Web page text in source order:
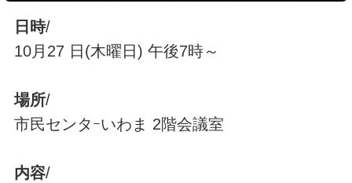
日時/
10月27 日(木曜日) 午後7時～
場所/
市民センタｰいわま 2階会議室
内容/